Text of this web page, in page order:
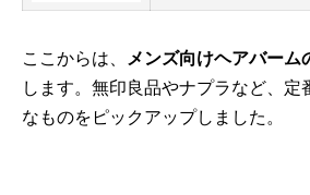
ここからは、 メンズ向けヘアバーム
します。無印良品やナプラなど、定
なものをピックアップしました。